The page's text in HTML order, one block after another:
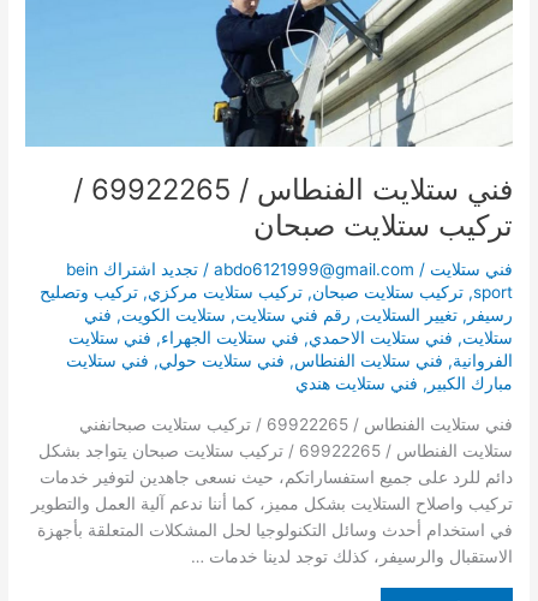
فني ستلايت الفنطاس / 69922265 /
تركيب ستلايت صبحان
فني ستلايت /
abdo6121999@gmail.com
/
تجديد اشتراك bein
sport
,تركيب ستلايت صبحان,تركيب ستلايت مركزي,تركيب وتصليح
رسيفر ,تغيير الستلايت, رقم فني ستلايت, ستلايت الكويت, فني
ستلايت, فني ستلايت الاحمدي, فني ستلايت الجهراء, فني ستلايت
الفروانية, فني ستلايت الفنطاس, فني ستلايت حولي, فني ستلايت
مبارك الكبير , فني ستلايت هندي
فني ستلايت الفنطاس / 69922265 / تركيب ستلايت صبحانفني
ستلايت الفنطاس / 69922265 / تركيب ستلايت صبحان يتواجد بشكل
دائم للرد على جميع استفساراتكم، حيث نسعى جاهدين لتوفير خدمات
تركيب واصلاح الستلايت بشكل مميز، كما أننا ندعم آلية العمل والتطوير
في استخدام أحدث وسائل التكنولوجيا لحل المشكلات المتعلقة بأجهزة
الاستقبال والرسيفر، كذلك توجد لدينا خدمات …
ستلايت
صبحان